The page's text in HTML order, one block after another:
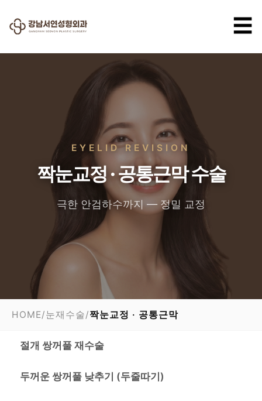
☰
EYELID REVISION
짝눈교정 · 공통근막 수술
극한 안검하수까지 — 정밀 교정
HOME/눈재수술/짝눈교정 · 공통근막
절개 쌍꺼풀 재수술
두꺼운 쌍꺼풀 낮추기 (두줄따기)